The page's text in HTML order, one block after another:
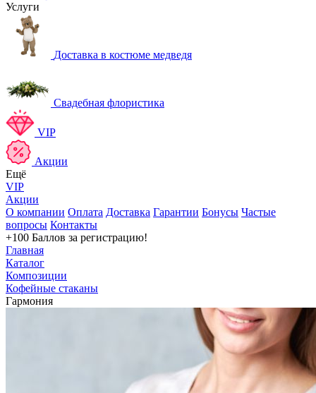
Услуги
Доставка в костюме медведя
Свадебная флористика
VIP
Акции
Ещё
VIP
Акции
О компании Оплата Доставка Гарантии Бонусы Частые
вопросы Контакты
+100 Баллов за регистрацию!
Главная
Каталог
Композиции
Кофейные стаканы
Гармония